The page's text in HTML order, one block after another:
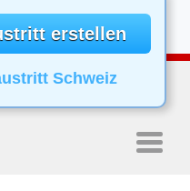
erstellen
Schweiz